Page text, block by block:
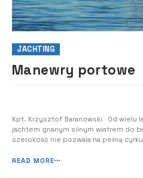
JACHTING
Manewry portowe
Kpt. Krzysztof Baranowski Od wielu
jachtem gnanym silnym wiatrem do
szerokość nie pozwala na pełną
stresujących sytuacji, a nawet
READ MORE